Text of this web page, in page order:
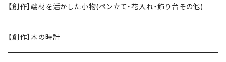
【創作】端材を活かした小物(ペン立て・花入れ・飾り台その他)
【創作】木の時計